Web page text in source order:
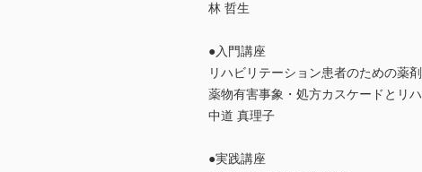
林 哲生
●入門講座
リハビリテーション患者のための薬
薬物有害事象・処方カスケードとリ
中道 真理子
●実践講座